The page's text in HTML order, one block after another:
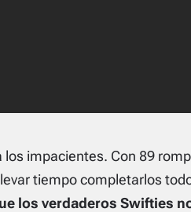
los impacientes. Con 89
tiempo completarlos
los verdaderos Swifties